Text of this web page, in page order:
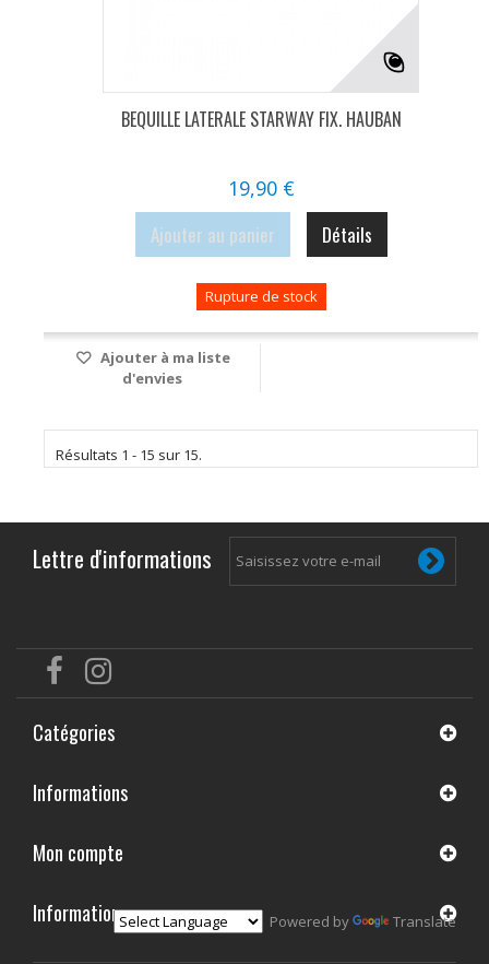
BEQUILLE LATERALE STARWAY FIX. HAUBAN
19,90 €
Ajouter au panier Détails
Rupture de stock
Ajouter à ma liste
d'envies
Résultats 1 - 15 sur 15.
Lettre d'informations
Catégories
Informations
Mon compte
Informations Powered by Translate